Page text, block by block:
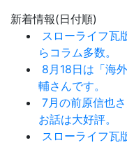
新着情報(日付順)
スローライフ瓦
らコラム多数。
8月18日は「海
輔さんです。
7月の前原信也
お話は大好評。
スローライフ瓦